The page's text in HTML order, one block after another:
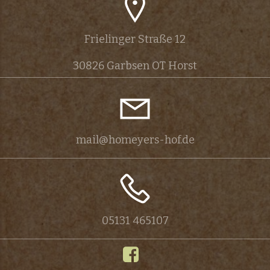
t
n
N
Frielinger Straße 12
30826 Garbsen OT Horst
mail@homeyers-hof.de
05131 465107